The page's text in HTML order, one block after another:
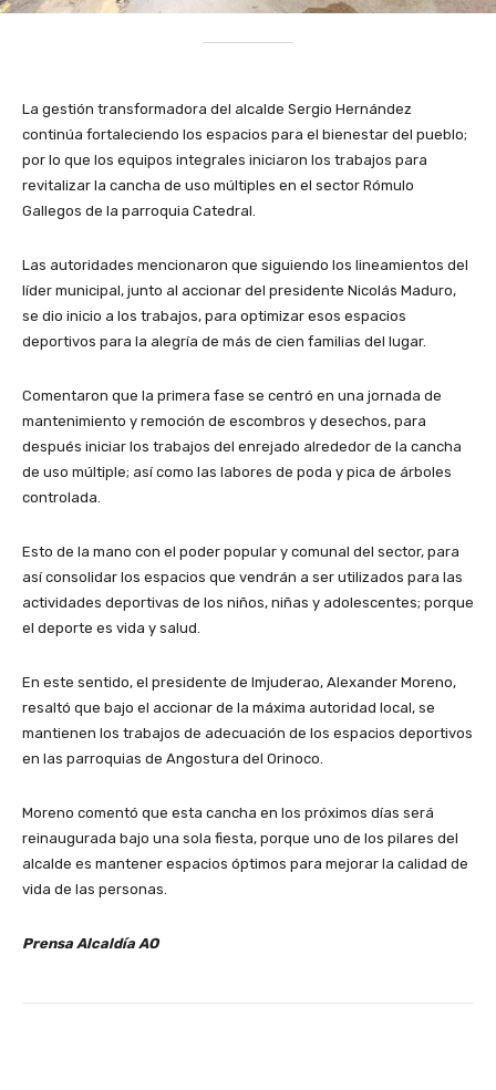
La gestión transformadora del alcalde Sergio Hernández
continúa fortaleciendo los espacios para el bienestar del pueblo;
por lo que los equipos integrales iniciaron los trabajos para
revitalizar la cancha de uso múltiples en el sector Rómulo
Gallegos de la parroquia Catedral.
Las autoridades mencionaron que siguiendo los lineamientos del
líder municipal, junto al accionar del presidente Nicolás Maduro,
se dio inicio a los trabajos, para optimizar esos espacios
deportivos para la alegría de más de cien familias del lugar.
Comentaron que la primera fase se centró en una jornada de
mantenimiento y remoción de escombros y desechos, para
después iniciar los trabajos del enrejado alrededor de la cancha
de uso múltiple; así como las labores de poda y pica de árboles
controlada.
Esto de la mano con el poder popular y comunal del sector, para
así consolidar los espacios que vendrán a ser utilizados para las
actividades deportivas de los niños, niñas y adolescentes; porque
el deporte es vida y salud.
En este sentido, el presidente de Imjuderao, Alexander Moreno,
resaltó que bajo el accionar de la máxima autoridad local, se
mantienen los trabajos de adecuación de los espacios deportivos
en las parroquias de Angostura del Orinoco.
Moreno comentó que esta cancha en los próximos días será
reinaugurada bajo una sola fiesta, porque uno de los pilares del
alcalde es mantener espacios óptimos para mejorar la calidad de
vida de las personas.
Prensa Alcaldía AO